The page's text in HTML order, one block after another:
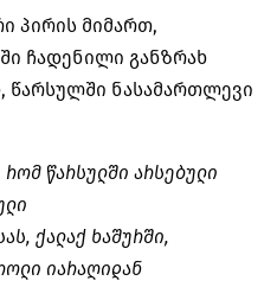
პირის მიმართ,
ჩადენილი განზრახ
ნასამართლევი
წარსულში არსებული
ქალაქ ხაშურში,
იარაღიდან